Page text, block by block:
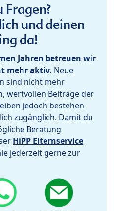
Fragen?
und deinen
da!
Jahren betreuen wir
mehr aktiv. Neue
sind nicht mehr
wertvollen Beiträge der
jedoch bestehen
zugänglich. Damit du
Beratung
HiPP Elternservice
jederzeit gerne zur